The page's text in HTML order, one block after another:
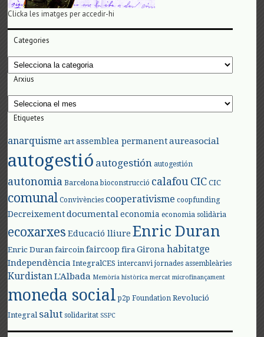
Clicka les imatges per accedir-hi
Categories
Categories
Arxius
Arxius
Etiquetes
anarquisme art assemblea permanent aureasocial
autogestió autogestión autogestión
autonomia Barcelona bioconstrucció calafouCIC CIC
comunal Convivències cooperativisme coopfunding
Decreixement documental economia economia solidària
ecoxarxes Educació lliure Enric Duran
Enric Duran faircoin faircoop fira Girona habitatge
Independència IntegralCES intercanvi jornades assembleàries
KurdistanL'Albada Memòria històrica mercat microfinançament
moneda social p2p Foundation Revolució
Integral salut solidaritat SSPC